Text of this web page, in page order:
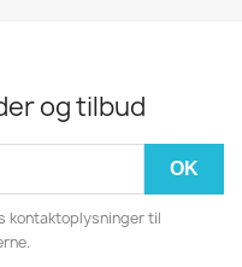
og tilbud
kontaktoplysninger til